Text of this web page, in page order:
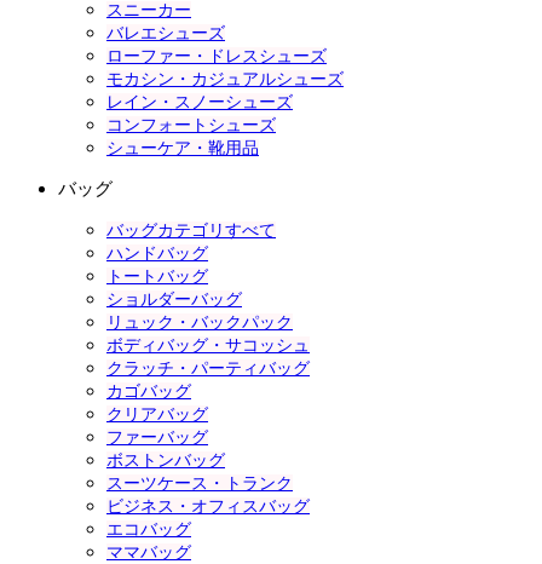
スニーカー
バレエシューズ
ローファー・ドレスシューズ
モカシン・カジュアルシューズ
レイン・スノーシューズ
コンフォートシューズ
シューケア・靴用品
バッグ
バッグカテゴリすべて
ハンドバッグ
トートバッグ
ショルダーバッグ
リュック・バックパック
ボディバッグ・サコッシュ
クラッチ・パーティバッグ
カゴバッグ
クリアバッグ
ファーバッグ
ボストンバッグ
スーツケース・トランク
ビジネス・オフィスバッグ
エコバッグ
ママバッグ